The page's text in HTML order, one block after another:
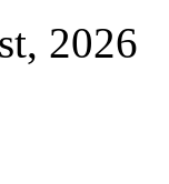
2026